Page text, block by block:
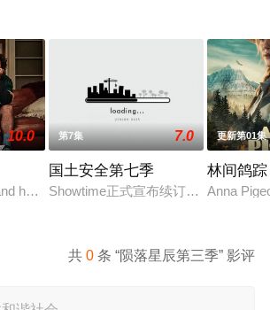
10.0
her high school friend plot to frighten her
第7集 7.0
国土安全第七季
Showtime正式宣布续订《国土安全》
更新第01集
林间鸽踪
Anna
共0 条 “陨落星辰第三季” 影评